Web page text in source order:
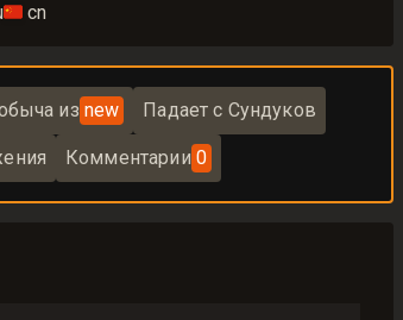
🇨🇳 cn
из new Падает с Сундуков
Комментарии 0